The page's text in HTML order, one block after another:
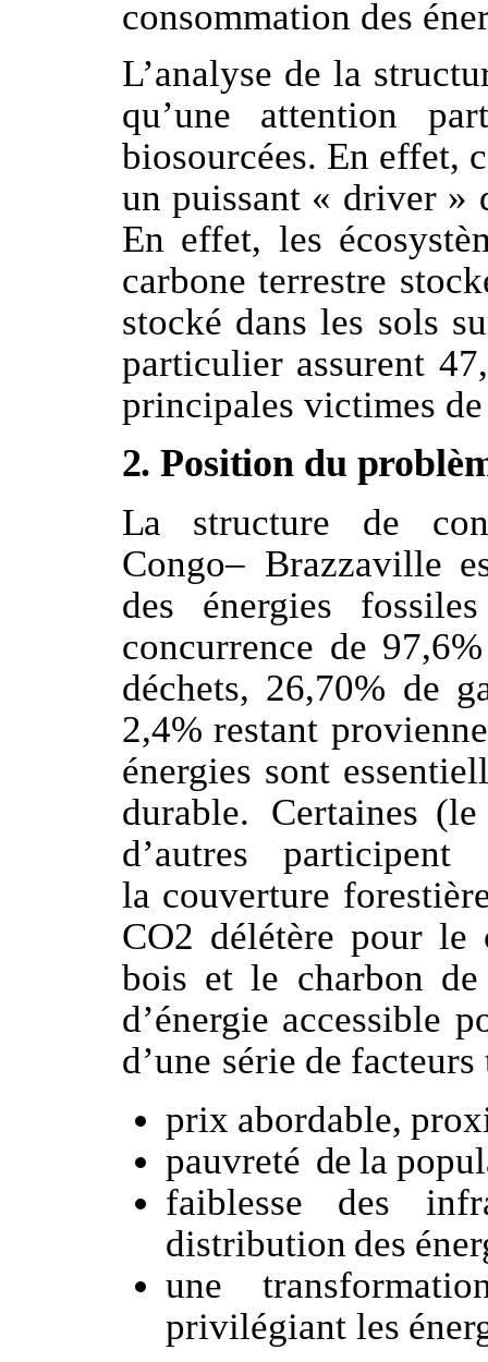
consommation des
L’analyse de la
qu’une attention
biosourcées. En effet,
un puissant « driver »
En effet, les
carbone terrestre
stocké dans les sols
particulier assurent
principales victimes
2. Position du
La structure de
Congo– Brazzaville
des
énergies
fossiles
concurrence de 97,6%
déchets, 26,70% de
2,4% restant
énergies sont
durable.
Certaines
d’autres
la couverture
CO2 délétère pour le
bois et le charbon
d’énergie accessible
d’une série de facteurs
prix abordable,
pauvreté de la
faiblesse
des
distribution des
une
privilégiant les